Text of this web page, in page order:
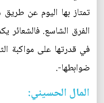
تمتاز بها اليوم عن
الفرق الشاسع. فالشعائر
في قدرتها على مواكبة
ضوابطها-.
المال الحسيني: